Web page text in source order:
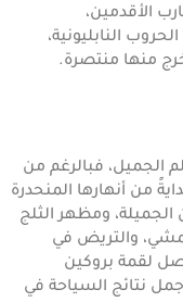
الأقدمين،
النابليونية،
منها منتصرة.
الجميل، فبالرغم من
من أنهارها المنحدرة
الجميلة، ومظهر الثلج
والتريض في
لقمة بروكين
نتائج السياحة في